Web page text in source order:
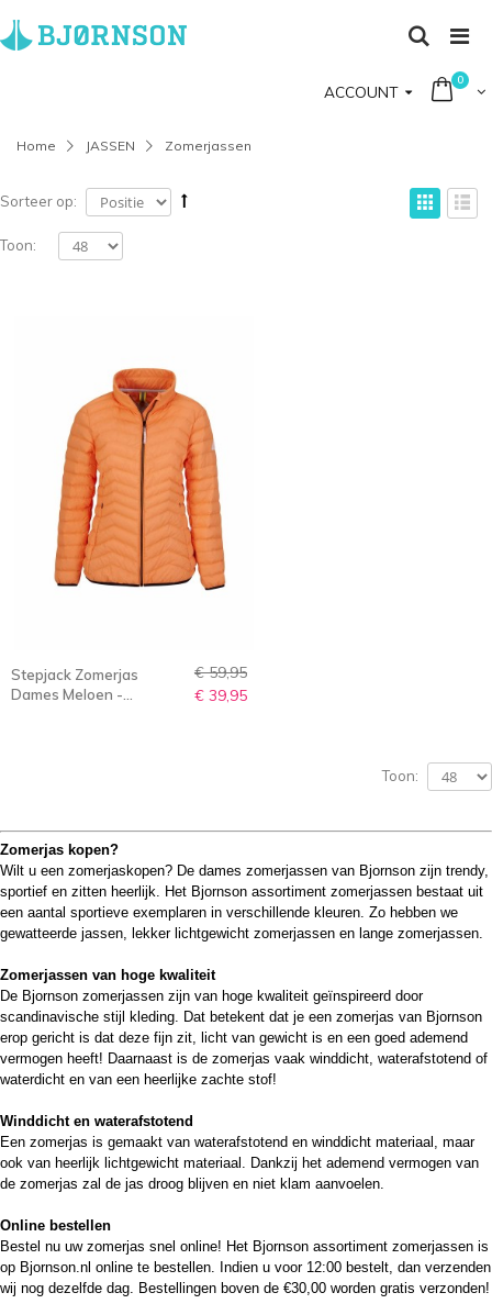
ACCOUNT
0
Home JASSEN Zomerjassen
Sorteer op:
Toon:
Stepjack Zomerjas
Dames Meloen -
€ 59,95
€ 39,95
Toon:
Zomerjas kopen?
Wilt u een zomerjaskopen? De dames zomerjassen van Bjornson zijn trendy,
sportief en zitten heerlijk. Het Bjornson assortiment zomerjassen bestaat uit
een aantal sportieve exemplaren in verschillende kleuren. Zo hebben we
gewatteerde jassen, lekker lichtgewicht zomerjassen en lange zomerjassen.
Zomerjassen van hoge kwaliteit
De Bjornson zomerjassen zijn van hoge kwaliteit geïnspireerd door
scandinavische stijl kleding. Dat betekent dat je een zomerjas van Bjornson
erop gericht is dat deze fijn zit, licht van gewicht is en een goed ademend
vermogen heeft! Daarnaast is de zomerjas vaak winddicht, waterafstotend of
waterdicht en van een heerlijke zachte stof!
Winddicht en waterafstotend
Een zomerjas is gemaakt van waterafstotend en winddicht materiaal, maar
ook van heerlijk lichtgewicht materiaal. Dankzij het ademend vermogen van
de zomerjas zal de jas droog blijven en niet klam aanvoelen.
Online bestellen
Bestel nu uw zomerjas snel online! Het Bjornson assortiment zomerjassen is
op Bjornson.nl online te bestellen. Indien u voor 12:00 bestelt, dan verzenden
wij nog dezelfde dag. Bestellingen boven de €30,00 worden gratis verzonden!